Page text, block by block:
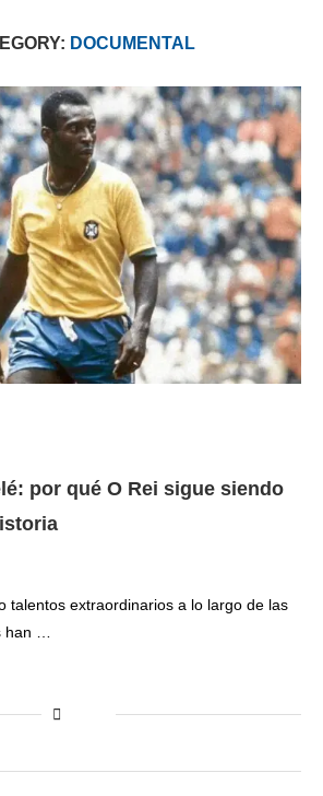
DOCUMENTAL
por qué O Rei sigue siendo
talentos extraordinarios a lo largo de las
han …